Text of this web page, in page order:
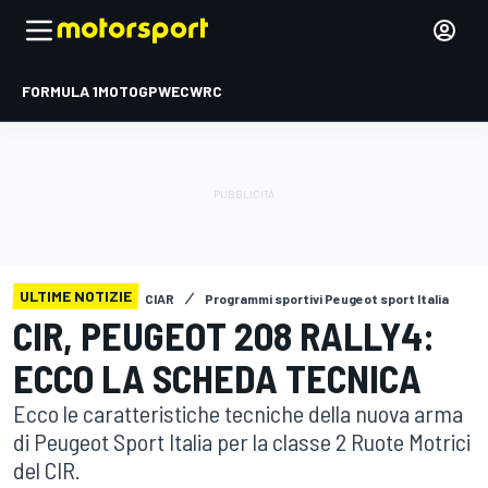
FORMULA 1MOTOGPWECWRC
ULTIME NOTIZIE CIAR Programmi sportivi Peugeot sport Italia
CIR, PEUGEOT 208 RALLY4:
ECCO LA SCHEDA TECNICA
Ecco le caratteristiche tecniche della nuova arma
di Peugeot Sport Italia per la classe 2 Ruote Motrici
del CIR.